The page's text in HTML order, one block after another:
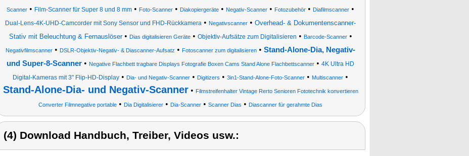
Scanner • Film-Scanner für Super 8 und 8 mm • Foto-Scanner • Diakopiergeräte • Negativ-Scanner • Fotozubehör • Diafilmscanner •
Dual-Lens-4K-UHD-Camcorder mit Sony Sensor und FHD-Rückkamera • Negativscanner • Overhead- & Dokumentenscanner-
Stativ mit Beleuchtung & Fernauslöser• Dias digitalisieren Geräte• Objektiv-Aufsätze zum Digitalisieren • Barcode-Scanner•
Negativfilmscanner • DSLR-Objektiv-Negativ- & Diascanner-Aufsatz • Fotoscanner zum digitalisieren • Stand-Alone-Dia, Negativ-
und Super-8-Scanner • Negative Flachbett tragbare Displays Fotografie Boxen Cams Stand Alone Flachbettscanner • 4K Ultra HD
Digital-Kameras mit 3" Flip-HD-Display • Dia- und Negativ-Scanner • Digitizers • 3in1-Stand-Alone-Foto-Scanner • Multiscanner •
Stand-Alone-Dia- und Negativ-Scanner• Filmstreifenhalter Vintage Rerto Senioren Fototechnik konvertieren
Converter Filmnegative portable • Dia Digitalisierer • Dia-Scanner • Scanner Dias • Diascanner für gerahmte Dias
(4) Download Handbuch, Treiber, Videos usw.: